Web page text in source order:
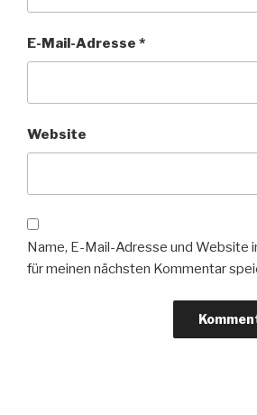
E-Mail-Adresse *
Website
Name, E-Mail-Adresse und Website
für meinen nächsten Kommentar